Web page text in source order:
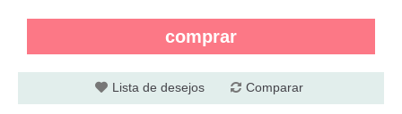
comprar
Lista de desejos Comparar